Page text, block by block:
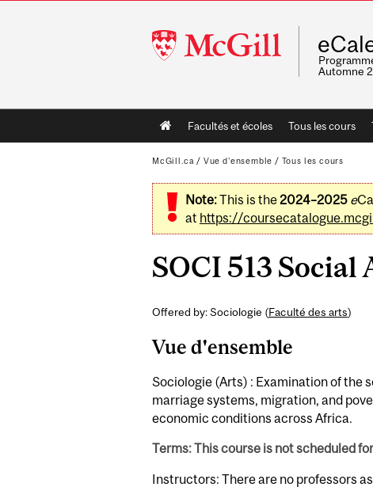
McGill
University
Automne
Main
navigation
Facultés et écoles Tous les cours
McGill.ca / Vue d'ensemble / Tous les cours
Note:This is the2024–2025 e
at https://
SOCI 513
Offered by: Sociologie (Faculté des arts)
Vue d'ensemble
Sociologie (Arts) : Examination of the
marriage systems, migration, and
economic conditions across Africa.
Terms: This course is not scheduled
Instructors: There are no professors